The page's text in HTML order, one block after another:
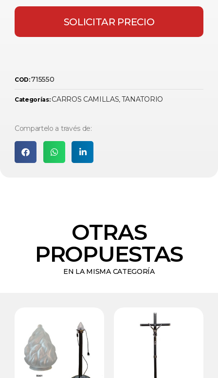
SOLICITAR PRECIO
COD:715550
Categorías: CARROS CAMILLAS, TANATORIO
Compartelo a través de:
OTRAS
PROPUESTAS
EN LA MISMA CATEGORÍA